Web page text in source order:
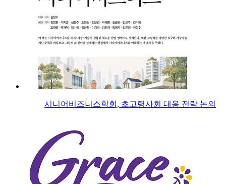
시니어비즈니스학회, 초고령사회 대응 전략 논의